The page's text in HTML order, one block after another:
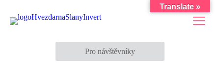
Pro návštěvníky
Translate »